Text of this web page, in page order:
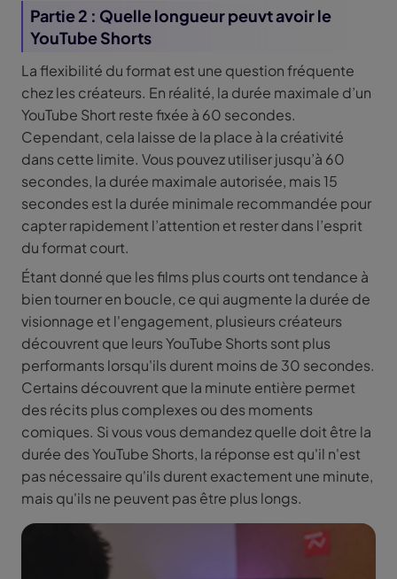
Partie 2 : Quelle longueur peuvt avoir le
YouTube Shorts
La flexibilité du format est une question fréquente
chez les créateurs. En réalité, la durée maximale d’un
YouTube Short reste fixée à 60 secondes.
Cependant, cela laisse de la place à la créativité
dans cette limite. Vous pouvez utiliser jusqu’à 60
secondes, la durée maximale autorisée, mais 15
secondes est la durée minimale recommandée pour
capter rapidement l’attention et rester dans l’esprit
du format court.
Étant donné que les films plus courts ont tendance à
bien tourner en boucle, ce qui augmente la durée de
visionnage et l'engagement, plusieurs créateurs
découvrent que leurs YouTube Shorts sont plus
performants lorsqu'ils durent moins de 30 secondes.
Certains découvrent que la minute entière permet
des récits plus complexes ou des moments
comiques. Si vous vous demandez quelle doit être la
durée des YouTube Shorts, la réponse est qu'il n'est
pas nécessaire qu'ils durent exactement une minute,
mais qu'ils ne peuvent pas être plus longs.